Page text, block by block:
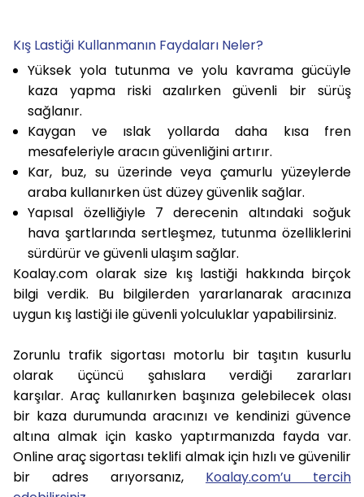
Kış Lastiği Kullanmanın Faydaları Neler?
Yüksek yola tutunma ve yolu kavrama gücüyle
kaza yapma riski azalırken güvenli bir sürüş
sağlanır.
Kaygan ve ıslak yollarda daha kısa fren
mesafeleriyle aracın güvenliğini artırır.
Kar, buz, su üzerinde veya çamurlu yüzeylerde
araba kullanırken üst düzey güvenlik sağlar.
Yapısal özelliğiyle 7 derecenin altındaki soğuk
hava şartlarında sertleşmez, tutunma özelliklerini
sürdürür ve güvenli ulaşım sağlar.
Koalay.com olarak size kış lastiği hakkında birçok
bilgi verdik. Bu bilgilerden yararlanarak aracınıza
uygun kış lastiği ile güvenli yolculuklar yapabilirsiniz.
Zorunlu trafik sigortası motorlu bir taşıtın kusurlu
olarak üçüncü şahıslara verdiği zararları
karşılar. Araç kullanırken başınıza gelebilecek olası
bir kaza durumunda aracınızı ve kendinizi güvence
altına almak için kasko yaptırmanızda fayda var.
Online araç sigortası teklifi almak için hızlı ve güvenilir
bir adres arıyorsanız, Koalay.com’u tercih